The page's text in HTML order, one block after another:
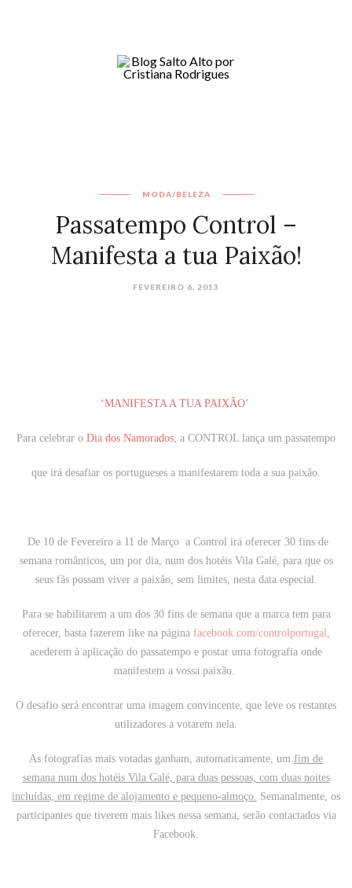
MODA/BELEZA
Passatempo Control –
Manifesta a tua Paixão!
FEVEREIRO 6, 2013
‘MANIFESTA A TUA PAIXÃO’
Para celebrar o Dia dos Namorados, a CONTROL lança um passatempo
que irá desafiar os portugueses a manifestarem toda a sua paixão.
De 10 de Fevereiro a 11 de Março a Control irá oferecer 30 fins de
semana românticos, um por dia, num dos hotéis Vila Galé, para que os
seus fãs possam viver a paixão, sem limites, nesta data especial.
Para se habilitarem a um dos 30 fins de semana que a marca tem para
oferecer, basta fazerem like na página facebook.com/controlportugal,
acederem à aplicação do passatempo e postar uma fotografia onde
manifestem a vossa paixão.
O desafio será encontrar uma imagem convincente, que leve os restantes
utilizadores a votarem nela.
As fotografias mais votadas ganham, automaticamente, um fim de
semana num dos hotéis Vila Galé, para duas pessoas, com duas noites
incluídas, em regime de alojamento e pequeno-almoço. Semanalmente, os
participantes que tiverem mais likes nessa semana, serão contactados via
Facebook.